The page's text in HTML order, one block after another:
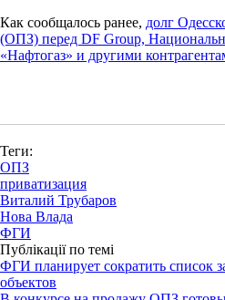
Как сообщалось ранее, долг
(ОПЗ) перед DF Group,
«Нафтогаз» и другими
Теги:
ОПЗ
приватизация
Виталий Трубаров
Нова Влада
ФГИ
Публікації по темі
ФГИ планирует сократить список
объектов